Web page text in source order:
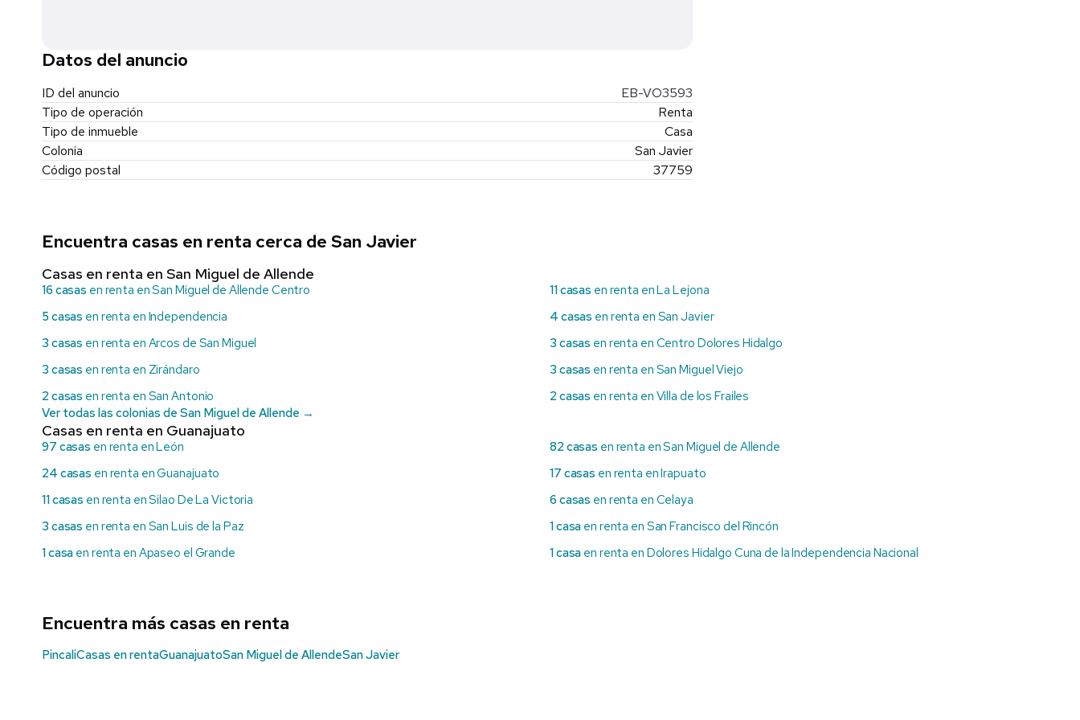
Datos del anuncio
ID del anuncio
EB-VO3593
Tipo de operación
Renta
Tipo de inmueble
Casa
Colonia
San Javier
Código postal
37759
Encuentra casas en renta cerca de San Javier
Casas en renta en San Miguel de Allende
16 casas en renta en San Miguel de Allende Centro 11 casas en renta en La Lejona
5 casas en renta en Independencia 4 casas en renta en San Javier
3 casas en renta en Arcos de San Miguel 3 casas en renta en Centro Dolores Hidalgo
3 casas en renta en Zirándaro 3 casas en renta en San Miguel Viejo
2 casas en renta en San Antonio 2 casas en renta en Villa de los Frailes
Ver todas las colonias de San Miguel de Allende →
Casas en renta en Guanajuato
97 casas en renta en León 82 casas en renta en San Miguel de Allende
24 casas en renta en Guanajuato 17 casas en renta en Irapuato
11 casas en renta en Silao De La Victoria 6 casas en renta en Celaya
3 casas en renta en San Luis de la Paz 1 casa en renta en San Francisco del Rincón
1 casa en renta en Apaseo el Grande 1 casa en renta en Dolores Hidalgo Cuna de la Independencia Nacional
Encuentra más casas en renta
PincaliCasas en rentaGuanajuatoSan Miguel de AllendeSan Javier